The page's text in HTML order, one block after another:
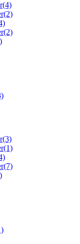
(4)
(2)
(2)
(3)
(1)
(7)